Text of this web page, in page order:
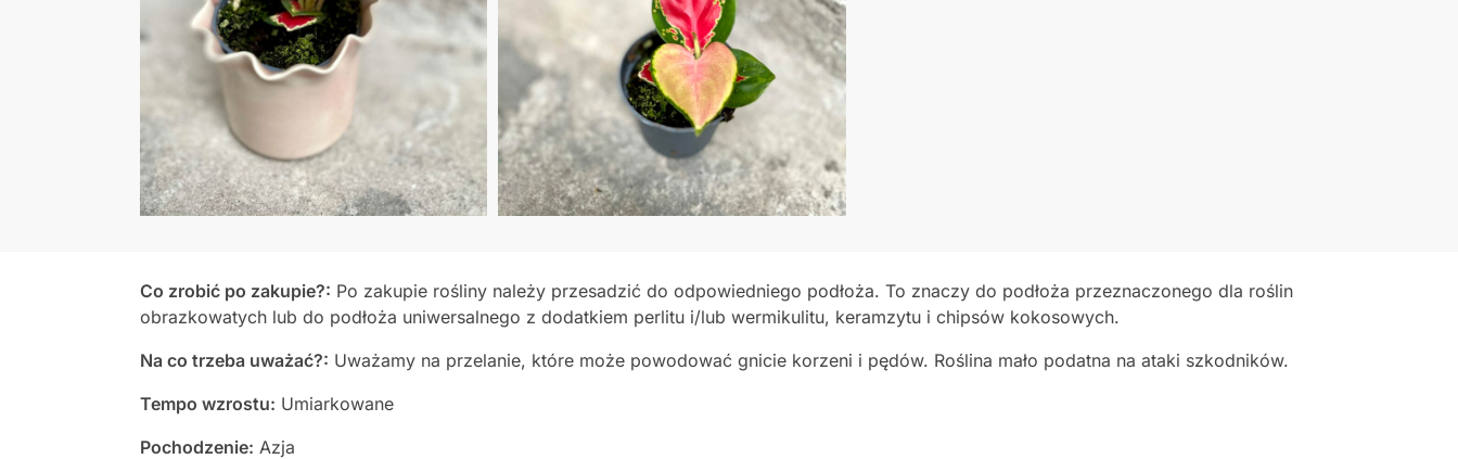
Co zrobić po zakupie?: Po zakupie rośliny należy przesadzić do odpowiedniego podłoża. To znaczy do podłoża przeznaczonego dla roślin
obrazkowatych lub do podłoża uniwersalnego z dodatkiem perlitu i/lub wermikulitu, keramzytu i chipsów kokosowych.
Na co trzeba uważać?: Uważamy na przelanie, które może powodować gnicie korzeni i pędów. Roślina mało podatna na ataki szkodników.
Tempo wzrostu: Umiarkowane
Pochodzenie: Azja